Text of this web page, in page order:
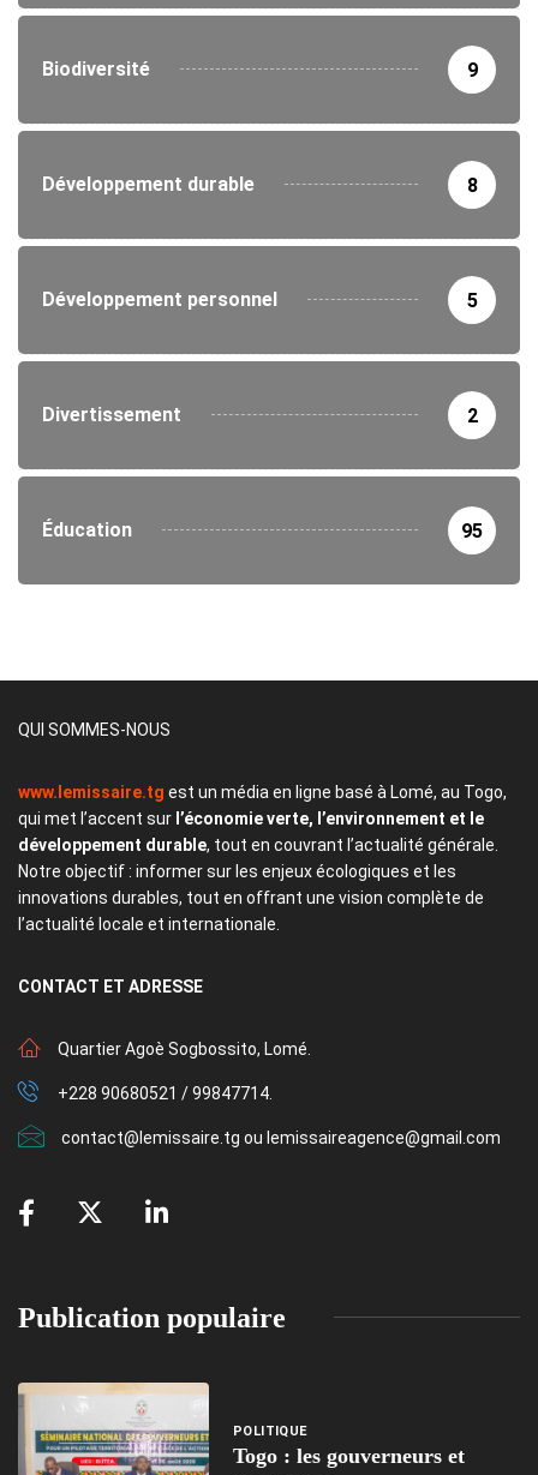
Biodiversité 9
Développement durable 8
Développement personnel 5
Divertissement 2
Éducation 95
QUI SOMMES-NOUS
www.lemissaire.tg est un média en ligne basé à Lomé, au Togo,
qui met l’accent sur l’économie verte, l’environnement et le
développement durable, tout en couvrant l’actualité générale.
Notre objectif : informer sur les enjeux écologiques et les
innovations durables, tout en offrant une vision complète de
l’actualité locale et internationale.
CONTACT ET ADRESSE
Quartier Agoè Sogbossito, Lomé.
+228 90680521 / 99847714.
contact@lemissaire.tg ou lemissaireagence@gmail.com
Publication populaire
POLITIQUE
Togo : les gouverneurs et